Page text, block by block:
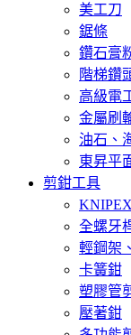
美工刀
鋸條
鑽石膏
階梯鑽
高級電
金屬刷
油石、
東昇平
剪鉗工具
全螺牙
輕鋼架
卡簧鉗
塑膠管
壓著鉗